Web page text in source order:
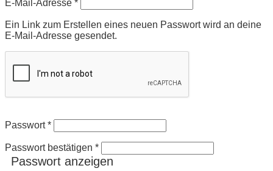
E-Mail-Adresse *
Ein Link zum Erstellen eines neuen Passwort wird an deine
E-Mail-Adresse gesendet.
Passwort*
Passwort bestätigen *
Passwort anzeigen